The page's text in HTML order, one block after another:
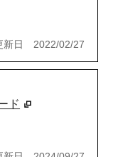
新日 2022/02/27
ド